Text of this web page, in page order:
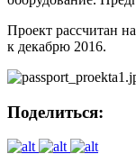
Проект рассчитан
к декабрю 2016.
Поделиться: